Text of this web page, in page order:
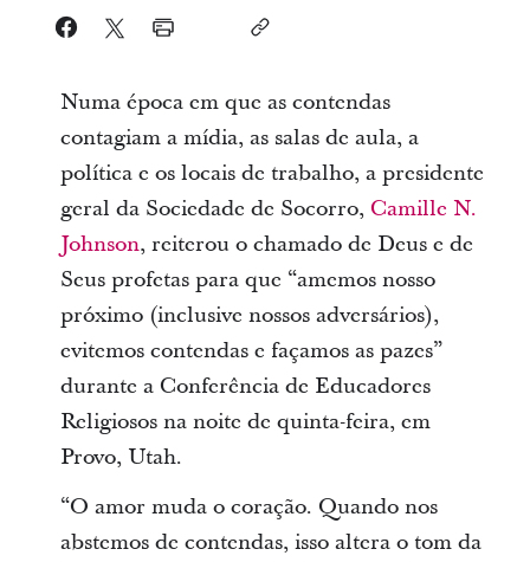
Numa época em que as contendas
contagiam a mídia, as salas de aula, a
política e os locais de trabalho, a presidente
geral da Sociedade de Socorro, Camille N.
Johnson, reiterou o chamado de Deus e de
Seus profetas para que “amemos nosso
próximo (inclusive nossos adversários),
evitemos contendas e façamos as pazes”
durante a Conferência de Educadores
Religiosos na noite de quinta-feira, em
Provo, Utah.
“O amor muda o coração. Quando nos
abstemos de contendas, isso altera o tom da